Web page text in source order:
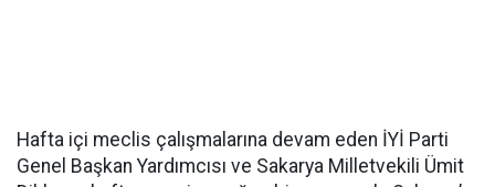
Hafta içi meclis çalışmalarına devam eden İYİ Parti
Genel Başkan Yardımcısı ve Sakarya Milletvekili Ümit